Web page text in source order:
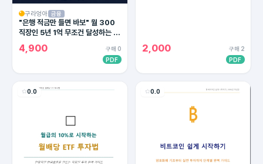
구라엉아 금융
"은행 적금만 들면 바보" 월 300
직장인 5년 1억 무조건 달성하는 4
대 통장 세팅법 (2026 최신판)
4,900
구매 0
PDF
2,000
구매 2
PDF
0.0 0.0